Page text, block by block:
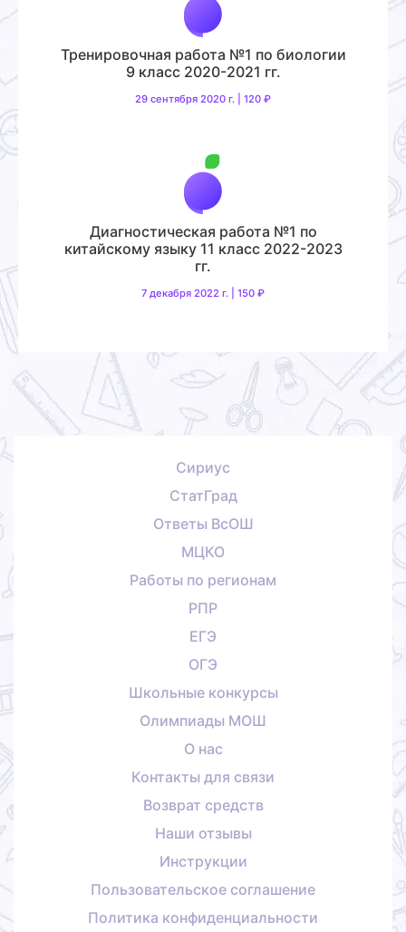
Тренировочная работа №1 по биологии
9 класс 2020-2021 гг.
29 сентября 2020 г. | 120 ₽
Диагностическая работа №1 по
китайскому языку 11 класс 2022-2023
гг.
7 декабря 2022 г. | 150 ₽
Сириус
СтатГрад
Ответы ВсОШ
МЦКО
Работы по регионам
РПР
ЕГЭ
ОГЭ
Школьные конкурсы
Олимпиады МОШ
О нас
Контакты для связи
Возврат средств
Наши отзывы
Инструкции
Пользовательское соглашение
Политика конфиденциальности